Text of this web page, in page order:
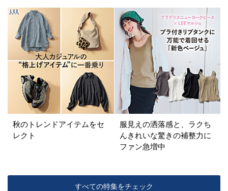
カラー
ホワイト ブラック グレー
ベージュ ブラウン オレンジ
イエロー ピンク
パープル グリーン ブルー
秋のトレンドアイテムをセ
レクト
服見えの洒落感と、ラクち
んきれいな驚きの補整力に
ファン急増中
すべての特集をチェック